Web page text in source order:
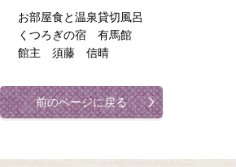
お部屋食と温泉貸切風呂
くつろぎの宿 有馬館
館主 須藤 信晴
前のページに戻る